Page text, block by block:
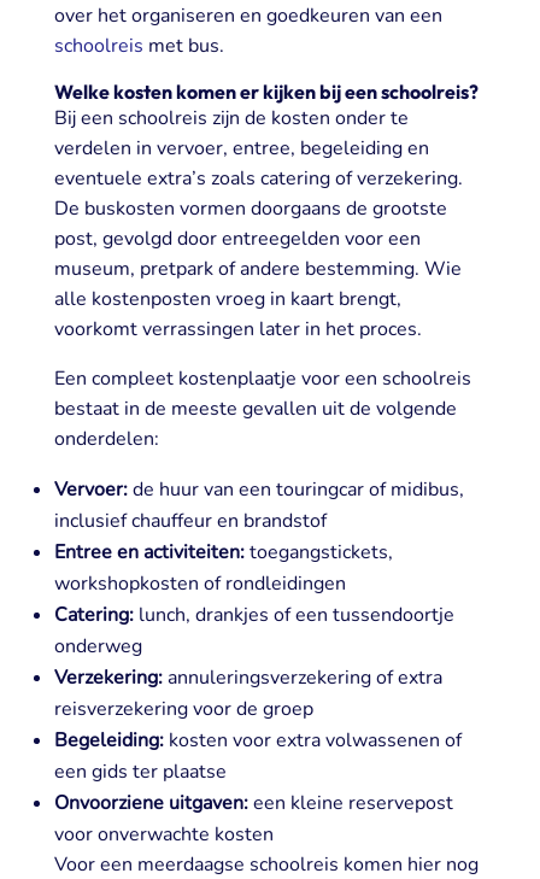
over het organiseren en goedkeuren van een
schoolreis met bus.
Welke kosten komen er kijken bij een schoolreis?
Bij een schoolreis zijn de kosten onder te
verdelen in vervoer, entree, begeleiding en
eventuele extra’s zoals catering of verzekering.
De buskosten vormen doorgaans de grootste
post, gevolgd door entreegelden voor een
museum, pretpark of andere bestemming. Wie
alle kostenposten vroeg in kaart brengt,
voorkomt verrassingen later in het proces.
Een compleet kostenplaatje voor een schoolreis
bestaat in de meeste gevallen uit de volgende
onderdelen:
Vervoer:de huur van een touringcar of midibus,
inclusief chauffeur en brandstof
Entree en activiteiten:toegangstickets,
workshopkosten of rondleidingen
Catering:lunch, drankjes of een tussendoortje
onderweg
Verzekering:annuleringsverzekering of extra
reisverzekering voor de groep
Begeleiding:kosten voor extra volwassenen of
een gids ter plaatse
Onvoorziene uitgaven:een kleine reservepost
voor onverwachte kosten
Voor een meerdaagse schoolreis komen hier nog